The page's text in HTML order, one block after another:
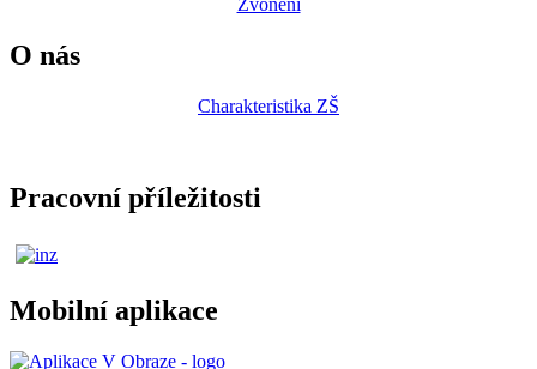
Zvonění
O nás
Charakteristika ZŠ
Pracovní příležitosti
Mobilní aplikace